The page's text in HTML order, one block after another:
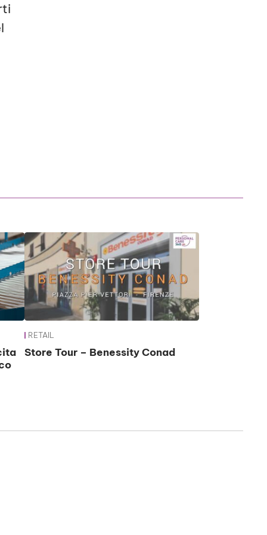
RETAIL
Store Tour – Benessity Conad